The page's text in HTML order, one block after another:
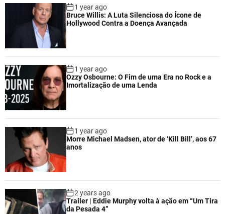
1 year ago
Bruce Willis: A Luta Silenciosa do Ícone de
Hollywood Contra a Doença Avançada
1 year ago
Ozzy Osbourne: O Fim de uma Era no Rock e a
Imortalização de uma Lenda
1 year ago
Morre Michael Madsen, ator de ‘Kill Bill’, aos 67
anos
2 years ago
Trailer | Eddie Murphy volta à ação em “Um Tira
da Pesada 4”